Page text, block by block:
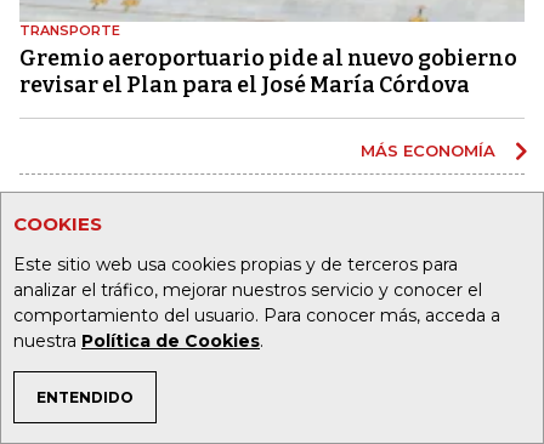
COOKIES
Este sitio web usa cookies propias y de terceros para
analizar el tráfico, mejorar nuestros servicio y conocer el
comportamiento del usuario. Para conocer más, acceda a
nuestra Política de Cookies.
ENTENDIDO
TEMAS DE INTERÉS
TRANSPORTE
Gremio aeroportuario pide al nuevo gobierno
revisar el Plan para el José María Córdova
MÁS ECONOMÍA
MÁS DE LA REPÚBLICA